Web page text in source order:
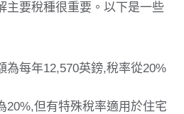
主要稅種很重要。以下是一些
為每年12,570英鎊,稅率從20%
20%,但有特殊稅率適用於住宅